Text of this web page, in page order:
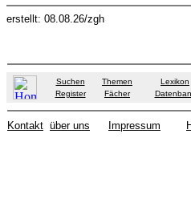
erstellt: 08.08.26/zgh
Suchen Themen
Lexikon
Register
Fächer
Kontakt über uns Impressum